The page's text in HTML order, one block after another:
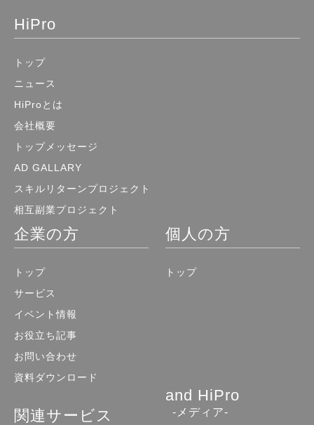
HiPro
トップ
ニュース
HiProとは
会社概要
トップメッセージ
AD GALLARY
スキルリターンプロジェクト
相互副業プロジェクト
企業の方
トップ
サービス
イベント情報
お役立ち記事
お問い合わせ
資料ダウンロード
個人の方
トップ
関連サービス
and HiPro
-メディア-